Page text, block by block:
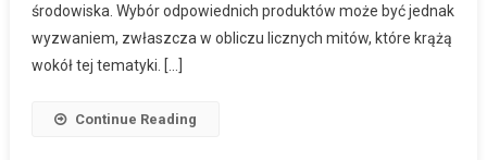
środowiska. Wybór odpowiednich produktów może być jednak
wyzwaniem, zwłaszcza w obliczu licznych mitów, które krążą
wokół tej tematyki. […]
Continue Reading